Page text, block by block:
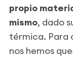
propio
mismo, dado
térmica. Para
nos hemos